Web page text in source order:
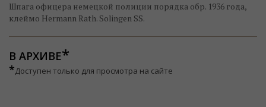
Шпага офицера немецкой полиции порядка обр. 1936 года,
клеймо Hermann Rath. Solingen SS.
В АРХИВЕ
*Доступен только для просмотра на сайте